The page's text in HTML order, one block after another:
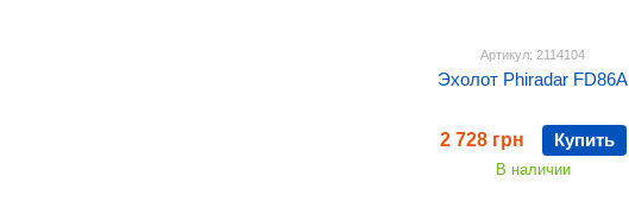
Артикул: 2114104
Эхолот Phiradar FD86A
2 728 грн Купить
В наличии